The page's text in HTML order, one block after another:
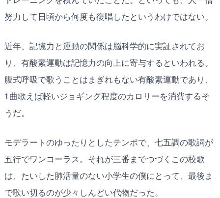
努力して日頃から何度も復唱したというわけではない。
近年、記憶力と運動の関係は脳科学的に実証されてお
り、有酸素運動は記憶力の向上に寄与するといわれる。
腹式呼吸で歌うことはまぎれもない有酸素運動であり、
1曲歌えば軽いジョギング程度のカロリーを消費するそ
うだ。
モデラートのゆったりとしたテンポで、七五調の歌詞が
五行でワンコーラス。それが三番までつづくこの校歌
は、たいした肺活量のない小学生の僕にとって、最後ま
で歌い切るのが少々しんどい代物だった。